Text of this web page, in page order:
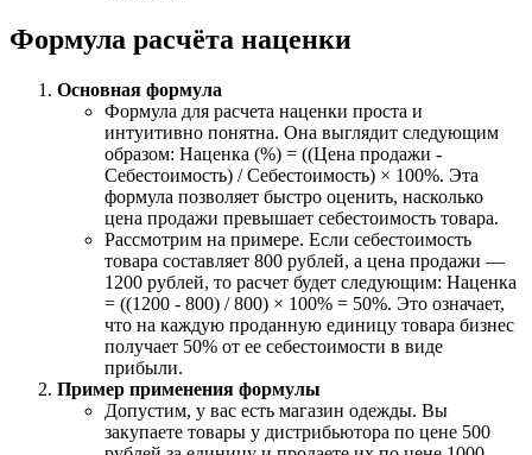
Формула расчёта наценки
Основная формула
Формула для расчета наценки проста и
интуитивно понятна. Она выглядит следующим
образом: Наценка (%) = ((Цена продажи -
Себестоимость) / Себестоимость) × 100%. Эта
формула позволяет быстро оценить, насколько
цена продажи превышает себестоимость товара.
Рассмотрим на примере. Если себестоимость
товара составляет 800 рублей, а цена продажи —
1200 рублей, то расчет будет следующим: Наценка
= ((1200 - 800) / 800) × 100% = 50%. Это означает,
что на каждую проданную единицу товара бизнес
получает 50% от ее себестоимости в виде
прибыли.
Пример применения формулы
Допустим, у вас есть магазин одежды. Вы
закупаете товары у дистрибьютора по цене 500